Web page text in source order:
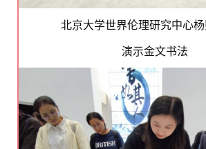
北京大学世界伦理研究中心
演示金文书法